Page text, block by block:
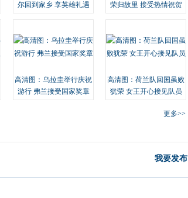
尔回到家乡 享英雄礼遇
荣归故里 接受热情祝贺
高清图：乌拉圭举行庆祝
游行 弗兰接受国家奖章
高清图：荷兰队回国虽败
犹荣 女王开心接见队员
更多>>
我要发布